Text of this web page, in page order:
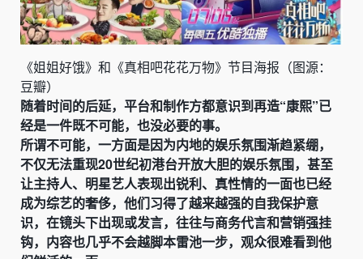
《姐姐好饿》和《真相吧花花万物》节目海报（图源：
豆瓣）
随着时间的后延，平台和制作方都意识到再造“康熙”已
经是一件既不可能，也没必要的事。
所谓不可能，一方面是因为内地的娱乐氛围渐趋紧绷，
不仅无法重现20世纪初港台开放大胆的娱乐氛围，甚至
让主持人、明星艺人表现出锐利、真性情的一面也已经
成为综艺的奢侈，他们习得了越来越强的自我保护意
识，在镜头下出现或发言，往往与商务代言和营销强挂
钩，内容也几乎不会越脚本雷池一步，观众很难看到他